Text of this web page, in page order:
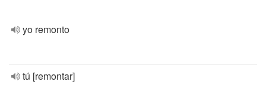
yo remonto
tú [remontar]